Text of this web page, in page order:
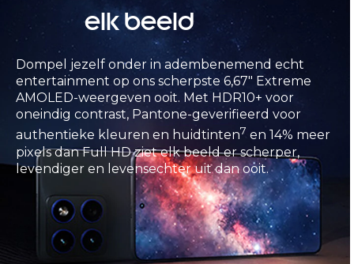
elk beeld
Dompel jezelf onder in adembenemend echt
entertainment op ons scherpste 6,67″ Extreme
AMOLED-weergeven ooit. Met HDR10+ voor
oneindig contrast, Pantone-geverifieerd voor
authentieke kleuren en huidtinten7 en 14% meer
pixels dan Full HD ziet elk beeld er scherper,
levendiger en levensechter uit dan ooit.